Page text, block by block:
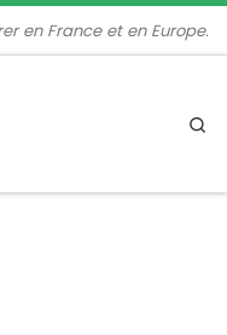
en France et en Europe.